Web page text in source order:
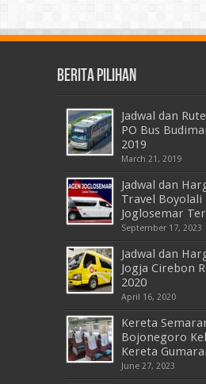
Berita Pilihan
Jadwal dan
PO Bus
2019
March 21, 2019
Jadwal dan
Travel Boyolali
Joglosemar
September 17, 2023
Jadwal dan
Jogja Cirebon
2020
April 16, 2020
Kereta
Bojonegoro
Kereta
June 27, 2023